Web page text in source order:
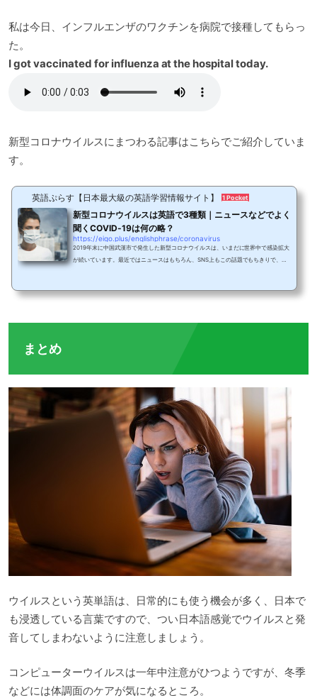
私は今日、インフルエンザのワクチンを病院で接種してもらっ
た。
I got vaccinated for influenza at the hospital today.
新型コロナウイルスにまつわる記事はこちらでご紹介していま
す。
英語ぷらす【日本最大級の英語学習情報サイト】 1 Pocket
新型コロナウイルスは英語で3種類｜ニュースなどでよく
聞くCOVID-19は何の略？
https://eigo.plus/englishphrase/coronavirus
2019年末に中国武漢市で発生した新型コロナウイルスは、いまだに世界中で感染拡大
が続いています。最近ではニュースはもちろん、SNS上もこの話題でもちきりで、海
困った時に参照できるよう、わかりやすく説明しています。医学的な内容だし、何だ
まとめ
ウイルスという英単語は、日常的にも使う機会が多く、日本で
も浸透している言葉ですので、つい日本語感覚でウイルスと発
音してしまわないように注意しましょう。
コンピューターウイルスは一年中注意がひつようですが、冬季
などには体調面のケアが気になるところ。